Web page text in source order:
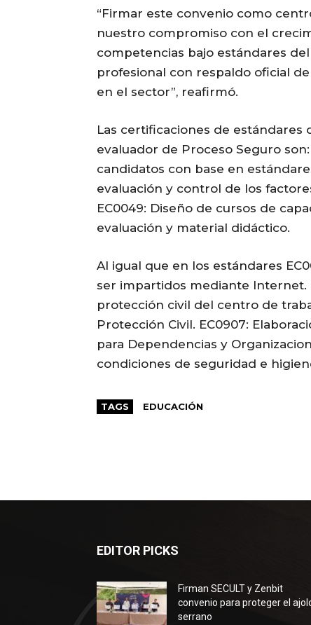
“Firmar este convenio como
nuestro compromiso con el
competencias bajo estándares del
profesional con respaldo oficial
en el sector”, reafirmó.
Las certificaciones de
evaluador de Proceso Seguro
candidatos con base en
evaluación y control de los
EC0049: Diseño de cursos de
evaluación y material didáctico.
Al igual que en los estándares
ser impartidos mediante Internet.
protección civil del centro de
Protección Civil. EC0907:
para Dependencias y
condiciones de seguridad e
TAGS EDUCACIÓN
EDITOR PICKS
Firman SECULT y Zenbit
convenio para proteger el
serrano